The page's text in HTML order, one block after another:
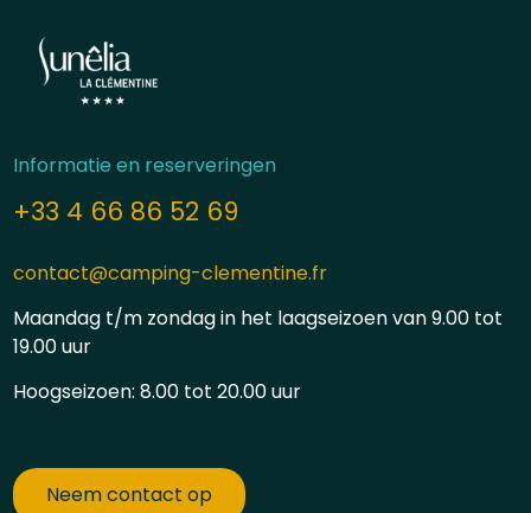
Informatie en reserveringen
+33 4 66 86 52 69
contact@camping-clementine.fr
Maandag t/m zondag in het laagseizoen van 9.00 tot
19.00 uur
Hoogseizoen: 8.00 tot 20.00 uur
Neem contact op